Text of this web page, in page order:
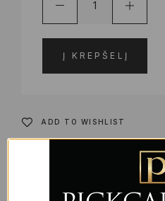
Į KREPŠELĮ
ADD TO WISHLIST
DRABUŽIAI IR